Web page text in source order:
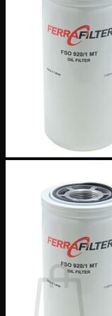
Cross
Каталоги
Quote
Кошик